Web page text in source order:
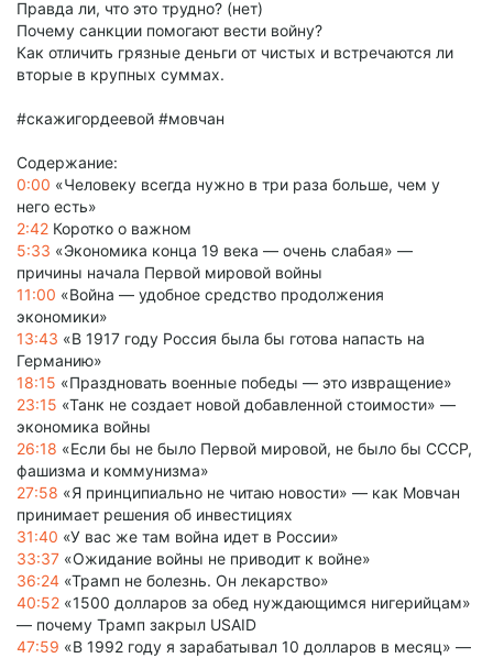
Правда ли, что это трудно? (нет)
Почему санкции помогают вести войну?
Как отличить грязные деньги от чистых и встречаются ли
вторые в крупных суммах.
#скажигордеевой #мовчан
Содержание:
0:00 «Человеку всегда нужно в три раза больше, чем у
него есть»
2:42 Коротко о важном
5:33 «Экономика конца 19 века — очень слабая» —
причины начала Первой мировой войны
11:00 «Война — удобное средство продолжения
экономики»
13:43 «В 1917 году Россия была бы готова напасть на
Германию»
18:15 «Праздновать военные победы — это извращение»
23:15 «Танк не создает новой добавленной стоимости» —
экономика войны
26:18 «Если бы не было Первой мировой, не было бы СССР,
фашизма и коммунизма»
27:58 «Я принципиально не читаю новости» — как Мовчан
принимает решения об инвестициях
31:40 «У вас же там война идет в России»
33:37 «Ожидание войны не приводит к войне»
36:24 «Трамп не болезнь. Он лекарство»
40:52 «1500 долларов за обед нуждающимся нигерийцам»
— почему Трамп закрыл USAID
47:59 «В 1992 году я зарабатывал 10 долларов в месяц» —